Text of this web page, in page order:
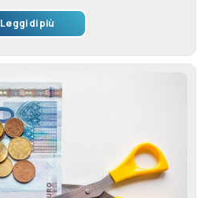
Leggi di più